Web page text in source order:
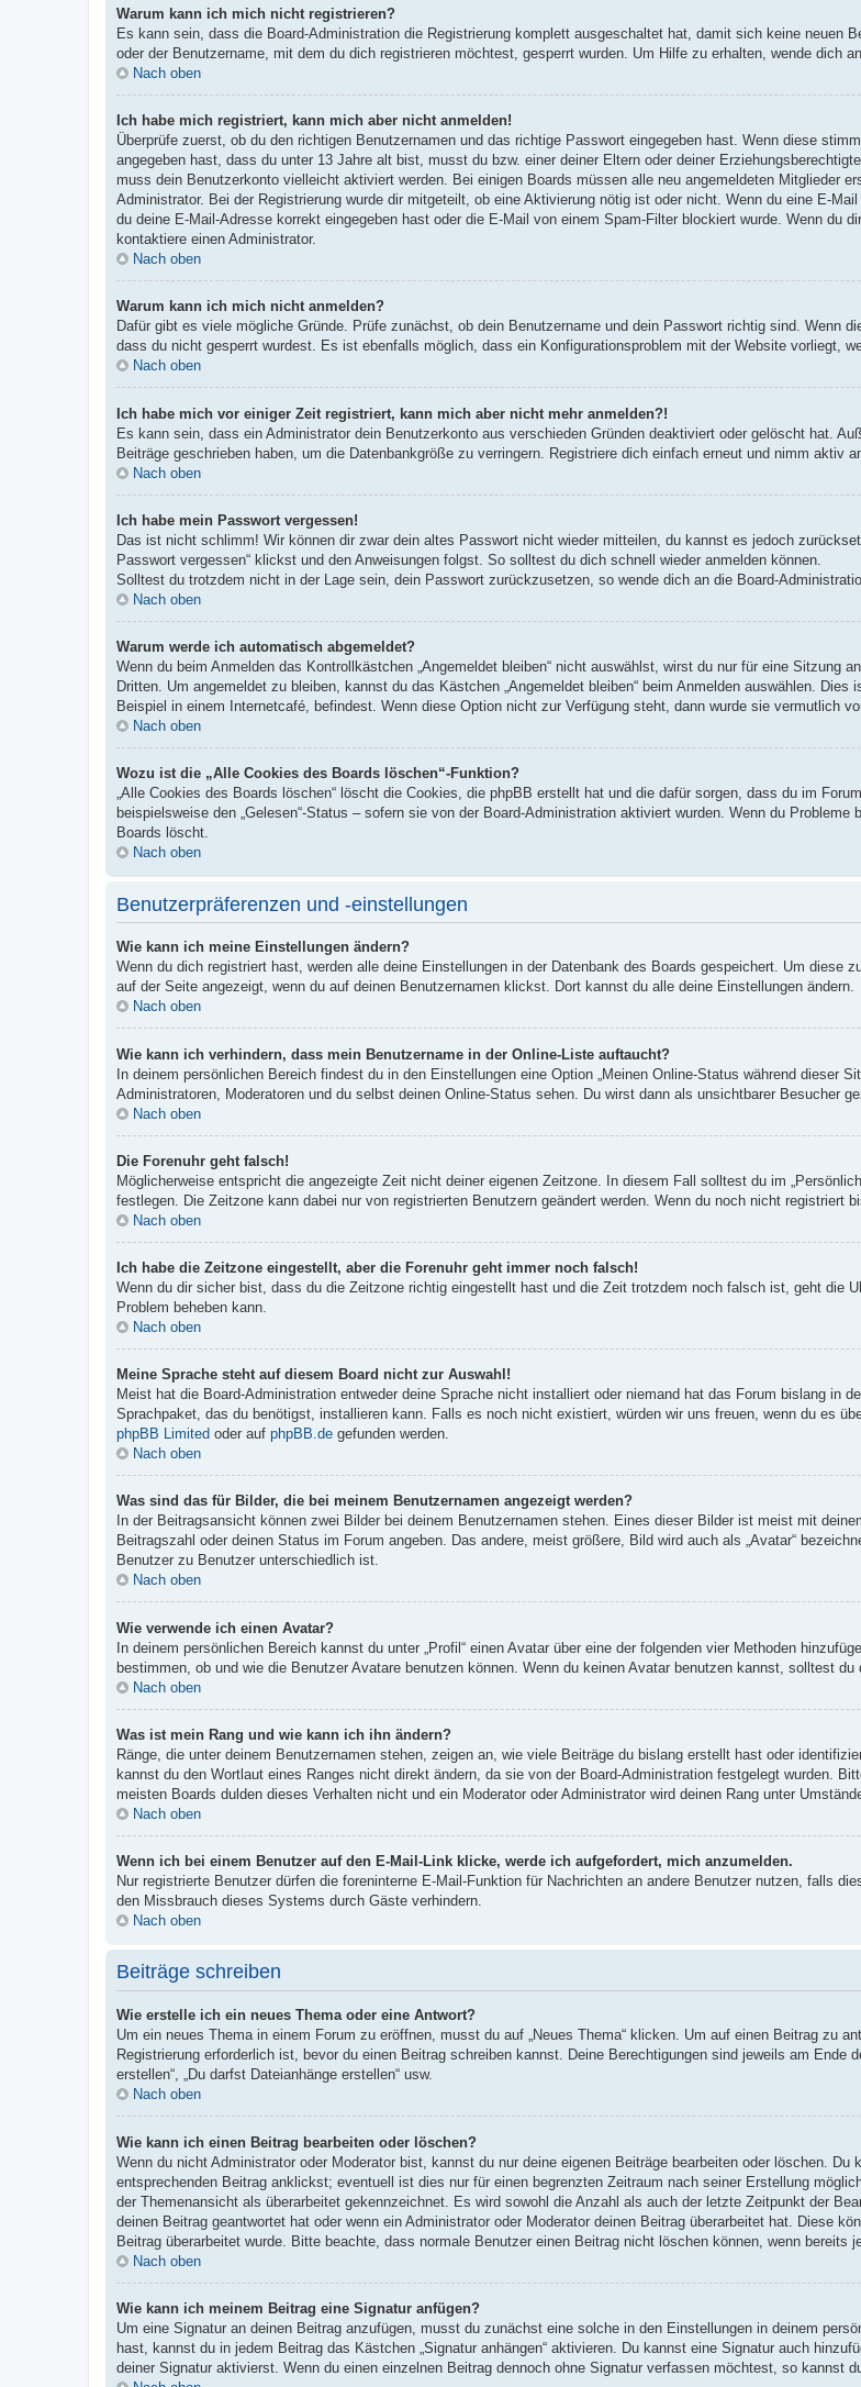
Warum kann ich mich nicht registrieren?
Es kann sein, dass die Board-Administration die Registrierung komplett ausgeschaltet hat, damit sich keine neuen
oder der Benutzername, mit dem du dich registrieren möchtest, gesperrt wurden. Um Hilfe zu erhalten, wende dich
Nach oben
Ich habe mich registriert, kann mich aber nicht anmelden!
Überprüfe zuerst, ob du den richtigen Benutzernamen und das richtige Passwort eingegeben hast. Wenn diese
angegeben hast, dass du unter 13 Jahre alt bist, musst du bzw. einer deiner Eltern oder deiner
muss dein Benutzerkonto vielleicht aktiviert werden. Bei einigen Boards müssen alle neu angemeldeten Mitglieder
Administrator. Bei der Registrierung wurde dir mitgeteilt, ob eine Aktivierung nötig ist oder nicht. Wenn du eine E-
du deine E-Mail-Adresse korrekt eingegeben hast oder die E-Mail von einem Spam-Filter blockiert wurde. Wenn du
kontaktiere einen Administrator.
Nach oben
Warum kann ich mich nicht anmelden?
Dafür gibt es viele mögliche Gründe. Prüfe zunächst, ob dein Benutzername und dein Passwort richtig sind. Wenn
dass du nicht gesperrt wurdest. Es ist ebenfalls möglich, dass ein Konfigurationsproblem mit der Website vorliegt,
Nach oben
Ich habe mich vor einiger Zeit registriert, kann mich aber nicht mehr anmelden?!
Es kann sein, dass ein Administrator dein Benutzerkonto aus verschieden Gründen deaktiviert oder gelöscht hat.
Beiträge geschrieben haben, um die Datenbankgröße zu verringern. Registriere dich einfach erneut und nimm aktiv
Nach oben
Ich habe mein Passwort vergessen!
Das ist nicht schlimm! Wir können dir zwar dein altes Passwort nicht wieder mitteilen, du kannst es jedoch
Passwort vergessen“ klickst und den Anweisungen folgst. So solltest du dich schnell wieder anmelden können.
Solltest du trotzdem nicht in der Lage sein, dein Passwort zurückzusetzen, so wende dich an die Board-
Nach oben
Warum werde ich automatisch abgemeldet?
Wenn du beim Anmelden das Kontrollkästchen „Angemeldet bleiben“ nicht auswählst, wirst du nur für eine Sitzung
Dritten. Um angemeldet zu bleiben, kannst du das Kästchen „Angemeldet bleiben“ beim Anmelden auswählen.
Beispiel in einem Internetcafé, befindest. Wenn diese Option nicht zur Verfügung steht, dann wurde sie vermutlich
Nach oben
Wozu ist die „Alle Cookies des Boards löschen“-Funktion?
„Alle Cookies des Boards löschen“ löscht die Cookies, die phpBB erstellt hat und die dafür sorgen, dass du im
beispielsweise den „Gelesen“-Status – sofern sie von der Board-Administration aktiviert wurden. Wenn du
Boards löscht.
Nach oben
Benutzerpräferenzen und -einstellungen
Wie kann ich meine Einstellungen ändern?
Wenn du dich registriert hast, werden alle deine Einstellungen in der Datenbank des Boards gespeichert. Um diese
auf der Seite angezeigt, wenn du auf deinen Benutzernamen klickst. Dort kannst du alle deine Einstellungen ändern.
Nach oben
Wie kann ich verhindern, dass mein Benutzername in der Online-Liste auftaucht?
In deinem persönlichen Bereich findest du in den Einstellungen eine Option „Meinen Online-Status während dieser
Administratoren, Moderatoren und du selbst deinen Online-Status sehen. Du wirst dann als unsichtbarer Besucher
Nach oben
Die Forenuhr geht falsch!
Möglicherweise entspricht die angezeigte Zeit nicht deiner eigenen Zeitzone. In diesem Fall solltest du im
festlegen. Die Zeitzone kann dabei nur von registrierten Benutzern geändert werden. Wenn du noch nicht registriert
Nach oben
Ich habe die Zeitzone eingestellt, aber die Forenuhr geht immer noch falsch!
Wenn du dir sicher bist, dass du die Zeitzone richtig eingestellt hast und die Zeit trotzdem noch falsch ist, geht die
Problem beheben kann.
Nach oben
Meine Sprache steht auf diesem Board nicht zur Auswahl!
Meist hat die Board-Administration entweder deine Sprache nicht installiert oder niemand hat das Forum bislang in
Sprachpaket, das du benötigst, installieren kann. Falls es noch nicht existiert, würden wir uns freuen, wenn du es
phpBB Limited oder auf phpBB.de gefunden werden.
Nach oben
Was sind das für Bilder, die bei meinem Benutzernamen angezeigt werden?
In der Beitragsansicht können zwei Bilder bei deinem Benutzernamen stehen. Eines dieser Bilder ist meist mit
Beitragszahl oder deinen Status im Forum angeben. Das andere, meist größere, Bild wird auch als „Avatar“
Benutzer zu Benutzer unterschiedlich ist.
Nach oben
Wie verwende ich einen Avatar?
In deinem persönlichen Bereich kannst du unter „Profil“ einen Avatar über eine der folgenden vier Methoden
bestimmen, ob und wie die Benutzer Avatare benutzen können. Wenn du keinen Avatar benutzen kannst, solltest du
Nach oben
Was ist mein Rang und wie kann ich ihn ändern?
Ränge, die unter deinem Benutzernamen stehen, zeigen an, wie viele Beiträge du bislang erstellt hast oder
kannst du den Wortlaut eines Ranges nicht direkt ändern, da sie von der Board-Administration festgelegt wurden.
meisten Boards dulden dieses Verhalten nicht und ein Moderator oder Administrator wird deinen Rang unter
Nach oben
Wenn ich bei einem Benutzer auf den E-Mail-Link klicke, werde ich aufgefordert, mich anzumelden.
Nur registrierte Benutzer dürfen die foreninterne E-Mail-Funktion für Nachrichten an andere Benutzer nutzen, falls
den Missbrauch dieses Systems durch Gäste verhindern.
Nach oben
Beiträge schreiben
Wie erstelle ich ein neues Thema oder eine Antwort?
Um ein neues Thema in einem Forum zu eröffnen, musst du auf „Neues Thema“ klicken. Um auf einen Beitrag zu
Registrierung erforderlich ist, bevor du einen Beitrag schreiben kannst. Deine Berechtigungen sind jeweils am
erstellen“, „Du darfst Dateianhänge erstellen“ usw.
Nach oben
Wie kann ich einen Beitrag bearbeiten oder löschen?
Wenn du nicht Administrator oder Moderator bist, kannst du nur deine eigenen Beiträge bearbeiten oder löschen.
entsprechenden Beitrag anklickst; eventuell ist dies nur für einen begrenzten Zeitraum nach seiner Erstellung
der Themenansicht als überarbeitet gekennzeichnet. Es wird sowohl die Anzahl als auch der letzte Zeitpunkt der
deinen Beitrag geantwortet hat oder wenn ein Administrator oder Moderator deinen Beitrag überarbeitet hat. Diese
Beitrag überarbeitet wurde. Bitte beachte, dass normale Benutzer einen Beitrag nicht löschen können, wenn bereits
Nach oben
Wie kann ich meinem Beitrag eine Signatur anfügen?
Um eine Signatur an deinen Beitrag anzufügen, musst du zunächst eine solche in den Einstellungen in deinem
hast, kannst du in jedem Beitrag das Kästchen „Signatur anhängen“ aktivieren. Du kannst eine Signatur auch
deiner Signatur aktivierst. Wenn du einen einzelnen Beitrag dennoch ohne Signatur verfassen möchtest, so kannst